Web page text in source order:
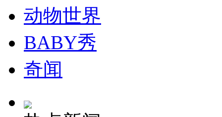
动物世界
BABY秀
奇闻